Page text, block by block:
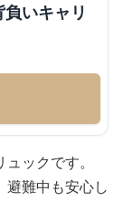
いキャリ
ックです。
避難中も安心し